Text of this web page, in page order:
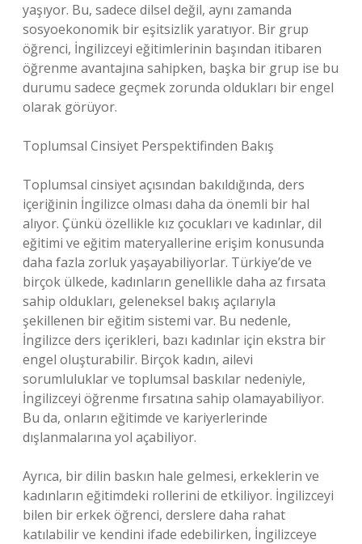
yaşıyor. Bu, sadece dilsel değil, aynı zamanda
sosyoekonomik bir eşitsizlik yaratıyor. Bir grup
öğrenci, İngilizceyi eğitimlerinin başından itibaren
öğrenme avantajına sahipken, başka bir grup ise bu
durumu sadece geçmek zorunda oldukları bir engel
olarak görüyor.
Toplumsal Cinsiyet Perspektifinden Bakış
Toplumsal cinsiyet açısından bakıldığında, ders
içeriğinin İngilizce olması daha da önemli bir hal
alıyor. Çünkü özellikle kız çocukları ve kadınlar, dil
eğitimi ve eğitim materyallerine erişim konusunda
daha fazla zorluk yaşayabiliyorlar. Türkiye’de ve
birçok ülkede, kadınların genellikle daha az fırsata
sahip oldukları, geleneksel bakış açılarıyla
şekillenen bir eğitim sistemi var. Bu nedenle,
İngilizce ders içerikleri, bazı kadınlar için ekstra bir
engel oluşturabilir. Birçok kadın, ailevi
sorumluluklar ve toplumsal baskılar nedeniyle,
İngilizceyi öğrenme fırsatına sahip olamayabiliyor.
Bu da, onların eğitimde ve kariyerlerinde
dışlanmalarına yol açabiliyor.
Ayrıca, bir dilin baskın hale gelmesi, erkeklerin ve
kadınların eğitimdeki rollerini de etkiliyor. İngilizceyi
bilen bir erkek öğrenci, derslere daha rahat
katılabilir ve kendini ifade edebilirken, İngilizceye